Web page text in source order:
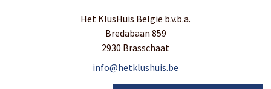
Het KlusHuis België b.v.b.a.
Bredabaan 859
2930 Brasschaat
info@hetklushuis.be